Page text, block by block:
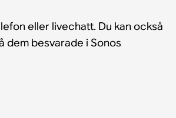
eller livechatt. Du kan också
dem besvarade i Sonos